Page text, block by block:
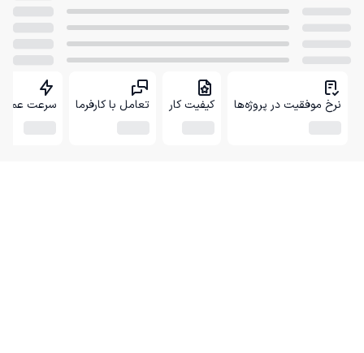
نرخ موفقیت در پروژه‌ها کیفیت کار تعامل با کارفرما سرعت عمل